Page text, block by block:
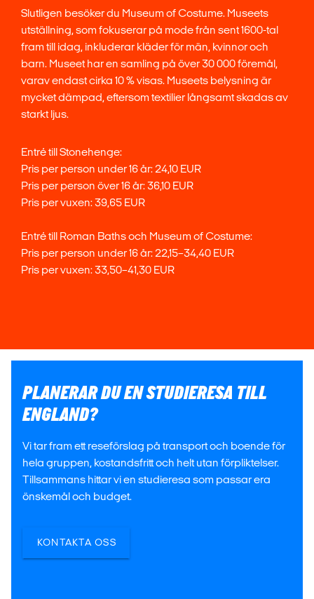
Slutligen besöker du Museum of Costume. Museets
utställning, som fokuserar på mode från sent 1600-tal
fram till idag, inkluderar kläder för män, kvinnor och
barn. Museet har en samling på över 30 000 föremål,
varav endast cirka 10 % visas. Museets belysning är
mycket dämpad, eftersom textilier långsamt skadas av
starkt ljus.
Entré till Stonehenge:
Pris per person under 16 år: 24,10 EUR
Pris per person över 16 år: 36,10 EUR
Pris per vuxen: 39,65 EUR
Entré till Roman Baths och Museum of Costume:
Pris per person under 16 år: 22,15–34,40 EUR
Pris per vuxen: 33,50–41,30 EUR
PLANERAR DU EN STUDIERESA TILL
ENGLAND?
Vi tar fram ett reseförslag på transport och boende för
hela gruppen, kostandsfritt och helt utan förpliktelser.
Tillsammans hittar vi en studieresa som passar era
önskemål och budget.
KONTAKTA OSS